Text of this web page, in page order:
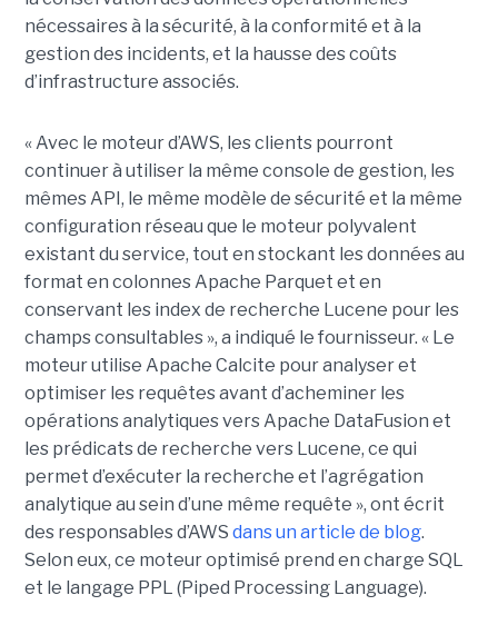
nécessaires à la sécurité, à la conformité et à la
gestion des incidents, et la hausse des coûts
d’infrastructure associés.
« Avec le moteur d’AWS, les clients pourront
continuer à utiliser la même console de gestion, les
mêmes API, le même modèle de sécurité et la même
configuration réseau que le moteur polyvalent
existant du service, tout en stockant les données au
format en colonnes Apache Parquet et en
conservant les index de recherche Lucene pour les
champs consultables », a indiqué le fournisseur. « Le
moteur utilise Apache Calcite pour analyser et
optimiser les requêtes avant d’acheminer les
opérations analytiques vers Apache DataFusion et
les prédicats de recherche vers Lucene, ce qui
permet d’exécuter la recherche et l’agrégation
analytique au sein d’une même requête », ont écrit
des responsables d’AWS dans un article de blog.
Selon eux, ce moteur optimisé prend en charge SQL
et le langage PPL (Piped Processing Language).